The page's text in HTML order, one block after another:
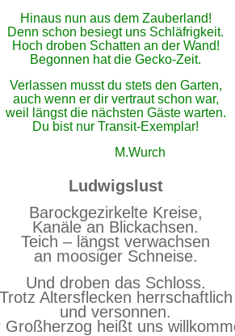
Hinaus nun aus dem Zauberland!
Denn schon besiegt uns Schläfrigkeit.
Hoch droben Schatten an der Wand!
Begonnen hat die Gecko-Zeit.
Verlassen musst du stets den Garten,
auch wenn er dir vertraut schon war,
weil längst die nächsten Gäste warten.
Du bist nur Transit-Exemplar!
Ludwigslust
Barockgezirkelte Kreise,
Kanäle an Blickachsen.
Teich – längst verwachsen
an moosiger Schneise.
Und droben das Schloss.
Trotz Altersflecken herrschaftlich
und versonnen.
Großherzog heißt uns